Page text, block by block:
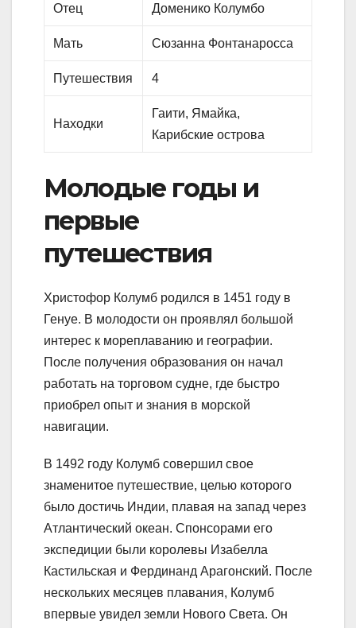
Отец Доменико Колумбо
Мать Сюзанна Фонтанаросса
Путешествия 4
Находки
Гаити, Ямайка,
Карибские острова
Молодые годы и
первые
путешествия
Христофор Колумб родился в 1451 году в
Генуе. В молодости он проявлял большой
интерес к мореплаванию и географии.
После получения образования он начал
работать на торговом судне, где быстро
приобрел опыт и знания в морской
навигации.
В 1492 году Колумб совершил свое
знаменитое путешествие, целью которого
было достичь Индии, плавая на запад через
Атлантический океан. Спонсорами его
экспедиции были королевы Изабелла
Кастильская и Фердинанд Арагонский. После
нескольких месяцев плавания, Колумб
впервые увидел земли Нового Света. Он